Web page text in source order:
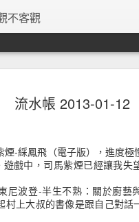
不客觀
流水帳 2013-01-12
煙-綵鳳飛（電子版），進度極
戲中，司馬紫煙已經讓我失
尼波登-半生不熟：關於廚藝
村上大叔的書像是跟自己對話